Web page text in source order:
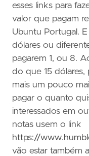
esses links para
valor que pagam
Ubuntu Portugal.
dólares ou
pagarem 1, ou 8.
do que 15
mais um pouco
pagar o quanto
interessados em
notas usem o link
https://
vão estar também